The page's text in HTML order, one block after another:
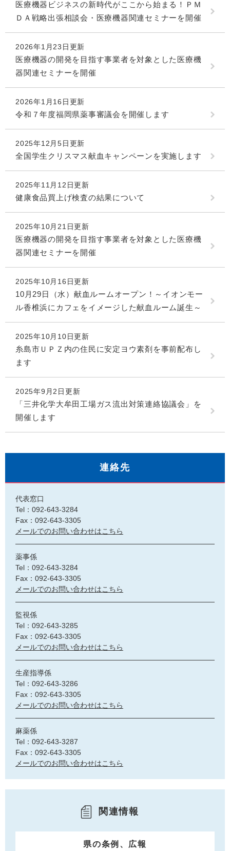
医療機器ビジネスの新時代がここから始まる！ＰＭ
ＤＡ戦略出張相談会・医療機器関連セミナーを開催
2026年1月23日更新
医療機器の開発を目指す事業者を対象とした医療機
器関連セミナーを開催
2026年1月16日更新
令和７年度福岡県薬事審議会を開催します
2025年12月5日更新
全国学生クリスマス献血キャンペーンを実施します
2025年11月12日更新
健康食品買上げ検査の結果について
2025年10月21日更新
医療機器の開発を目指す事業者を対象とした医療機
器関連セミナーを開催
2025年10月16日更新
10月29日（水）献血ルームオープン！～イオンモー
ル香椎浜にカフェをイメージした献血ルーム誕生～
2025年10月10日更新
糸島市ＵＰＺ内の住民に安定ヨウ素剤を事前配布し
ます
2025年9月2日更新
「三井化学大牟田工場ガス流出対策連絡協議会」を
開催します
連絡先
代表窓口
Tel：092-643-3284
Fax：092-643-3305
メールでのお問い合わせはこちら
薬事係
Tel：092-643-3284
Fax：092-643-3305
メールでのお問い合わせはこちら
監視係
Tel：092-643-3285
Fax：092-643-3305
メールでのお問い合わせはこちら
生産指導係
Tel：092-643-3286
Fax：092-643-3305
メールでのお問い合わせはこちら
麻薬係
Tel：092-643-3287
Fax：092-643-3305
メールでのお問い合わせはこちら
関連情報
県の条例、広報